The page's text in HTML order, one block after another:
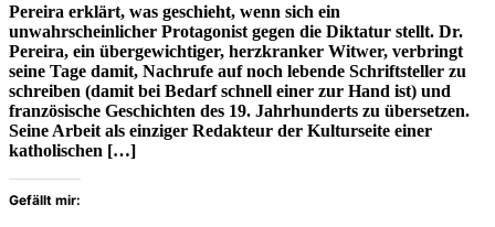
Pereira erklärt, was geschieht, wenn sich ein
unwahrscheinlicher Protagonist gegen die Diktatur stellt. Dr.
Pereira, ein übergewichtiger, herzkranker Witwer, verbringt
seine Tage damit, Nachrufe auf noch lebende Schriftsteller zu
schreiben (damit bei Bedarf schnell einer zur Hand ist) und
französische Geschichten des 19. Jahrhunderts zu übersetzen.
Seine Arbeit als einziger Redakteur der Kulturseite einer
katholischen […]
Gefällt mir: